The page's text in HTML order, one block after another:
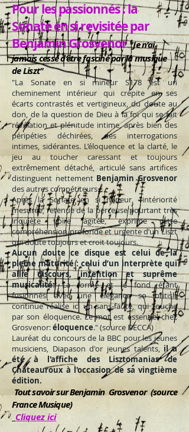
Pour les passionnés : la
Sonate en si revisitée par
Benjamin Grosvenor"Je n’ai
jamais cessé d’être fasciné par la musique
de Liszt"
"La Sonate en si mineur S178 est un
cheminement intérieur qui crépite en ses
écarts contrastés et vertigineux, du doute au
don, de la question de Dieu à la foi qui se fait
révélation et plénitude intime, après bien des
péripéties déchirées, des interrogations
intimes, sidérantes. L’éloquence et la clarté, le
jeu au toucher caressant et toujours
extrêmement détaché, articulé sans artifices
distinguent nettement Benjamin Grosvenor
des autres compétiteurs.
Après la Sonate en si mineur, l’intériorité
mesurée, retenue de la berceuse pourtant très
inquiète voire agitée, exprime cette
compréhension profonde et urgente d’un Liszt
qui doute toujours et croit toujours.
Aucun doute ce disque est celui de la
pleine maturité : celui d’un interprète qui
allie discours, intention et suprême
musicalité. La forme et le fond étant
fusionnés avec une élégance so british
continue réalise ici un sans-faute, qui touche
par son éloquence. Le mot est essentiel chez
Grosvenor:éloquence." (source DECCA)
Lauréat du concours de la BBC pour les jeunes
musiciens, Diapason d'or jeunes talents, il a
été à l'affiche des Lisztomanias de
Châteauroux à l'occasion de sa vingtième
édition.
Tout savoir sur Benjamin Grosvenor(source
France Musique)
Cliquez ici